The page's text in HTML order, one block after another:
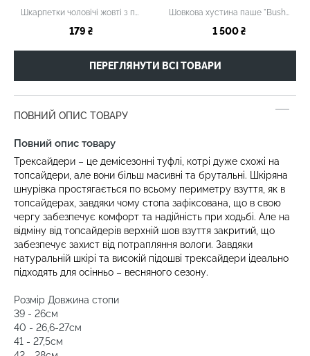
179 ₴ 1 500 ₴
ПЕРЕГЛЯНУТИ ВСІ ТОВАРИ
ПОВНИЙ ОПИС ТОВАРУ
Повний опис товару
Трексайдери – це демісезонні туфлі, котрі дуже схожі на
топсайдери, але вони більш масивні та брутальні. Шкіряна
шнурівка простягається по всьому периметру взуття, як в
топсайдерах, завдяки чому стопа зафіксована, що в свою
чергу забезпечує комфорт та надійність при ходьбі. Але на
відміну від топсайдерів верхній шов взуття закритий, що
забезпечує захист від потрапляння вологи. Завдяки
натуральній шкірі та високій підошві трексайдери ідеально
підходять для осінньо – весняного сезону.
Розмір Довжина стопи
39 - 26см
40 - 26,6-27см
41 - 27,5см